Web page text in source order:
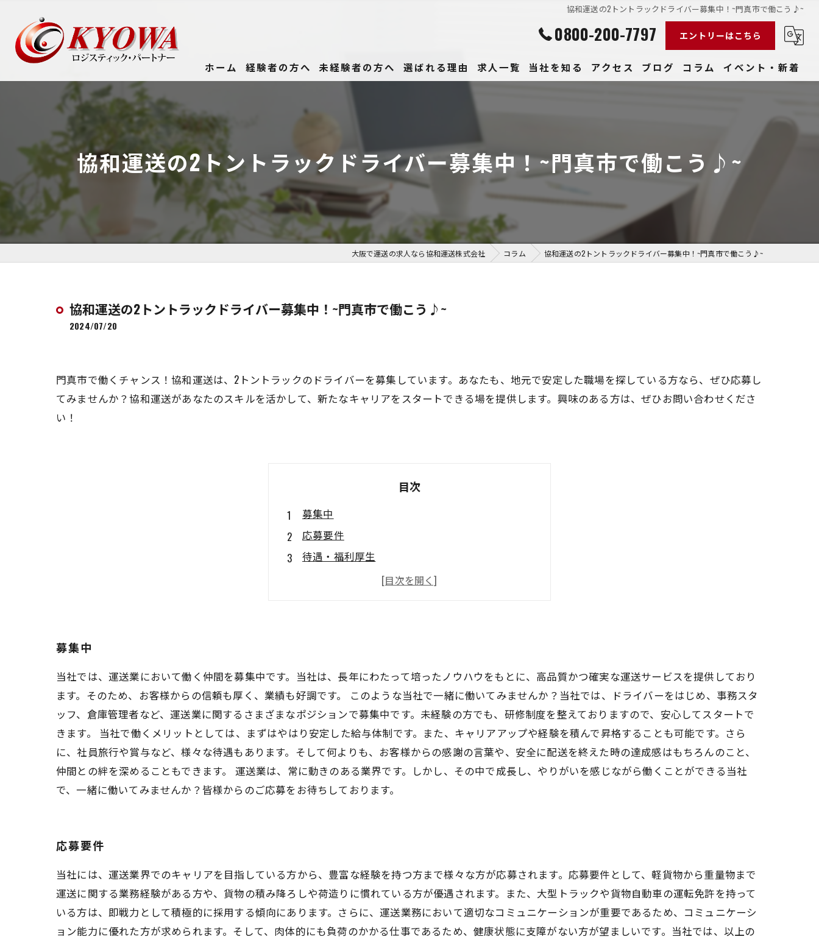
協和運送の2トントラックドライバー募集中！~門真市で働こう♪~
0800-200-7797 エントリーはこちら
ホーム 経験者の方へ 未経験者の方へ 選ばれる理由 求人一覧 当社を知る
高収入
アクセス ブログ コラム イベント・新着
協和運送の2トントラックドライバー募集中！~門真市で働こう♪~
大阪で運送の求人なら協和運送株式会社 コラム 協和運送の2トントラックドライバー募集中！~門真市で働こう♪~
協和運送の2トントラックドライバー募集中！~門真市で働こう♪~
2024/07/20
門真市で働くチャンス！協和運送は、2トントラックのドライバーを募集しています。あなたも、地元で安定した職場を探している方なら、ぜひ応募し
てみませんか？協和運送があなたのスキルを活かして、新たなキャリアをスタートできる場を提供します。興味のある方は、ぜひお問い合わせくださ
い！
目次
募集中
応募要件
待遇・福利厚生
募集中
当社では、運送業において働く仲間を募集中です。当社は、長年にわたって培ったノウハウをもとに、高品質かつ確実な運送サービスを提供しており
ます。そのため、お客様からの信頼も厚く、業績も好調です。 このような当社で一緒に働いてみませんか？当社では、ドライバーをはじめ、事務スタ
ッフ、倉庫管理者など、運送業に関するさまざまなポジションで募集中です。未経験の方でも、研修制度を整えておりますので、安心してスタートで
きます。 当社で働くメリットとしては、まずはやはり安定した給与体制です。また、キャリアアップや経験を積んで昇格することも可能です。さら
に、社員旅行や賞与など、様々な待遇もあります。そして何よりも、お客様からの感謝の言葉や、安全に配送を終えた時の達成感はもちろんのこと、
仲間との絆を深めることもできます。 運送業は、常に動きのある業界です。しかし、その中で成長し、やりがいを感じながら働くことができる当社
で、一緒に働いてみませんか？皆様からのご応募をお待ちしております。
応募要件
当社には、運送業界でのキャリアを目指している方から、豊富な経験を持つ方まで様々な方が応募されます。応募要件として、軽貨物から重量物まで
運送に関する業務経験がある方や、貨物の積み降ろしや荷造りに慣れている方が優遇されます。また、大型トラックや貨物自動車の運転免許を持って
いる方は、即戦力として積極的に採用する傾向にあります。さらに、運送業務において適切なコミュニケーションが重要であるため、コミュニケーシ
ョン能力に優れた方が求められます。そして、肉体的にも負荷のかかる仕事であるため、健康状態に支障がない方が望ましいです。当社では、以上の